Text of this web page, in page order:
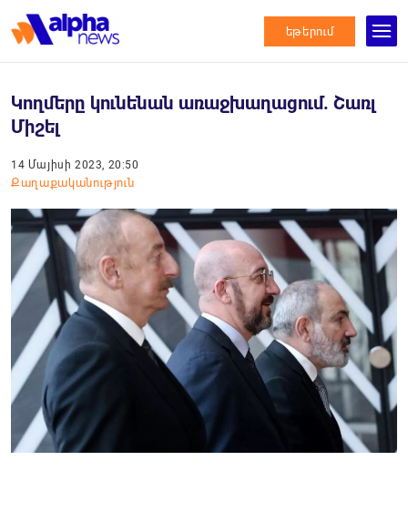
եթերում
Կողմերը կունենան առաջխաղացում. Շառլ
Միշել
14 Մայիսի 2023, 20:50
Քաղաքականություն